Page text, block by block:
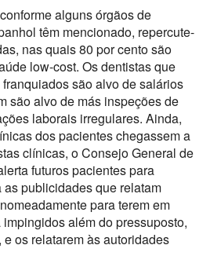
alguns órgãos de
têm mencionado, repercute-
nas quais 80 por cento são
low-cost. Os dentistas que
são alvo de salários
são alvo de más inspeções de
laborais irregulares. Ainda,
dos pacientes chegassem a
clínicas, o Consejo General de
futuros pacientes para
publicidades que relatam
para terem em
além do pressuposto,
os relatarem às autoridades